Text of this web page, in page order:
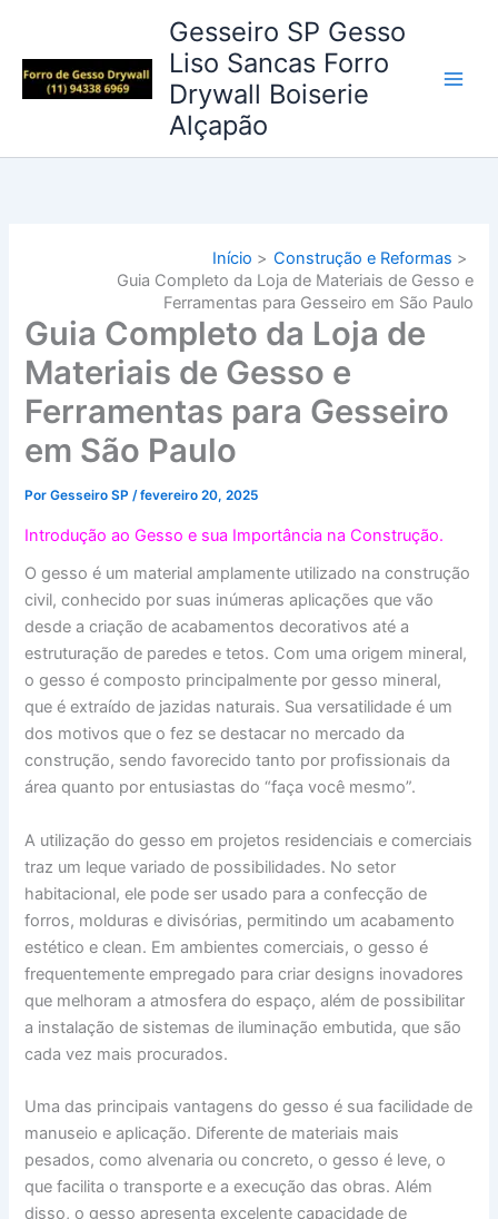
conteúdo
Gesseiro SP Gesso
Liso Sancas Forro
Drywall Boiserie
Alçapão
Início
Construção e Reformas
Guia Completo da Loja de Materiais de Gesso e
Ferramentas para Gesseiro em São Paulo
Guia Completo da Loja de
Materiais de Gesso e
Ferramentas para Gesseiro
em São Paulo
PorGesseiro SP/fevereiro 20, 2025
Introdução ao Gesso e sua Importância na Construção.
O gesso é um material amplamente utilizado na construção
civil, conhecido por suas inúmeras aplicações que vão
desde a criação de acabamentos decorativos até a
estruturação de paredes e tetos. Com uma origem mineral,
o gesso é composto principalmente por gesso mineral,
que é extraído de jazidas naturais. Sua versatilidade é um
dos motivos que o fez se destacar no mercado da
construção, sendo favorecido tanto por profissionais da
área quanto por entusiastas do “faça você mesmo”.
A utilização do gesso em projetos residenciais e comerciais
traz um leque variado de possibilidades. No setor
habitacional, ele pode ser usado para a confecção de
forros, molduras e divisórias, permitindo um acabamento
estético e clean. Em ambientes comerciais, o gesso é
frequentemente empregado para criar designs inovadores
que melhoram a atmosfera do espaço, além de possibilitar
a instalação de sistemas de iluminação embutida, que são
cada vez mais procurados.
Uma das principais vantagens do gesso é sua facilidade de
manuseio e aplicação. Diferente de materiais mais
pesados, como alvenaria ou concreto, o gesso é leve, o
que facilita o transporte e a execução das obras. Além
disso, o gesso apresenta excelente capacidade de